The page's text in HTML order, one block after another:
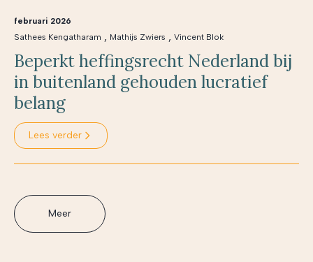
februari 2026
Sathees Kengatharam , Mathijs Zwiers , Vincent Blok
Beperkt heffingsrecht Nederland bij
in buitenland gehouden lucratief
belang
Lees verder
Meer